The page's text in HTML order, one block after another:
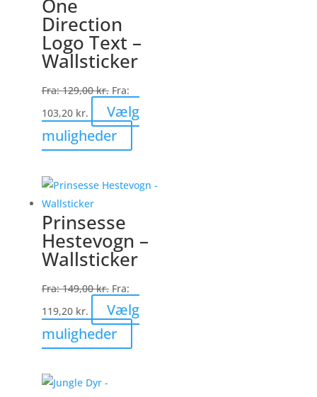
vælges
på
One
Direction
Logo Text –
Wallsticker
Fra:129,00kr. Fra:
103,20 kr.
Vælg
muligheder
vare
flere
kan
vælges
varesiden
Prinsesse
Hestevogn –
Wallsticker
Fra:149,00kr. Fra:
119,20 kr.
Vælg
muligheder
vare